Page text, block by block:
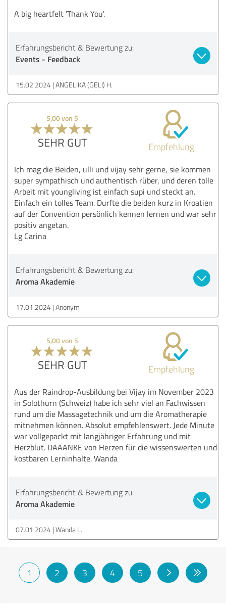
A big heartfelt 'Thank You'.
Erfahrungsbericht & Bewertung zu:
Events - Feedback
15.02.2024 ANGELIKA (GELI) H.
5,00 von 5
SEHR GUT Empfehlung
Ich mag die Beiden, ulli und vijay sehr gerne, sie kommen
super sympathisch und authentisch rüber, und deren tolle
Arbeit mit youngliving ist einfach supi und steckt an.
Einfach ein tolles Team. Durfte die beiden kurz in Kroatien
auf der Convention persönlich kennen lernen und war sehr
positiv angetan.
Lg Carina
Erfahrungsbericht & Bewertung zu:
Aroma Akademie
17.01.2024 Anonym
5,00 von 5
SEHR GUT Empfehlung
Aus der Raindrop-Ausbildung bei Vijay im November 2023
in Solothurn (Schweiz) habe ich sehr viel an Fachwissen
rund um die Massagetechnik und um die Aromatherapie
mitnehmen können. Absolut empfehlenswert. Jede Minute
war vollgepackt mit langjähriger Erfahrung und mit
Herzblut. DAAANKE von Herzen für die wissenswerten und
kostbaren Lerninhalte. Wanda
Erfahrungsbericht & Bewertung zu:
Aroma Akademie
07.01.2024 Wanda L.
1 2 3 4 5